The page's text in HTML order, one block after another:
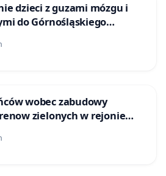
dzieci z guzami mózgu i
do Górnośląskiego
w Katowicach
wobec zabudowy
zielonych w rejonie
w Bielsku-Białej